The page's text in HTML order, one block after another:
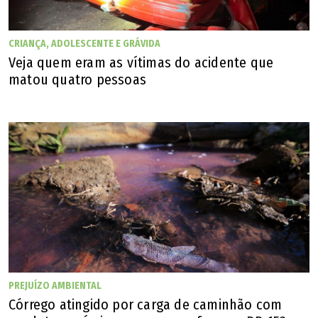
CRIANÇA, ADOLESCENTE E GRÁVIDA
Veja quem eram as vítimas do acidente que
matou quatro pessoas
PREJUÍZO AMBIENTAL
Córrego atingido por carga de caminhão com